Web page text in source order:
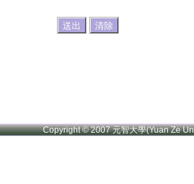
Copyright © 2007 元智大學(Yuan Ze